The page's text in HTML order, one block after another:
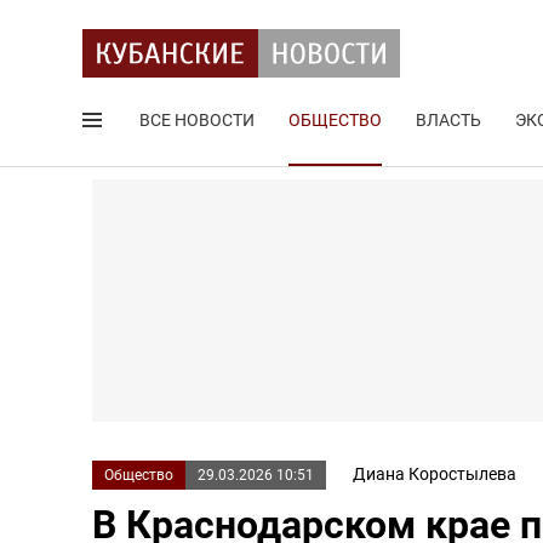
ВСЕ НОВОСТИ ОБЩЕСТВО ВЛАСТЬ
Общество 29.03.2026 10:51 Диана Коростылева
В Краснодарском крае